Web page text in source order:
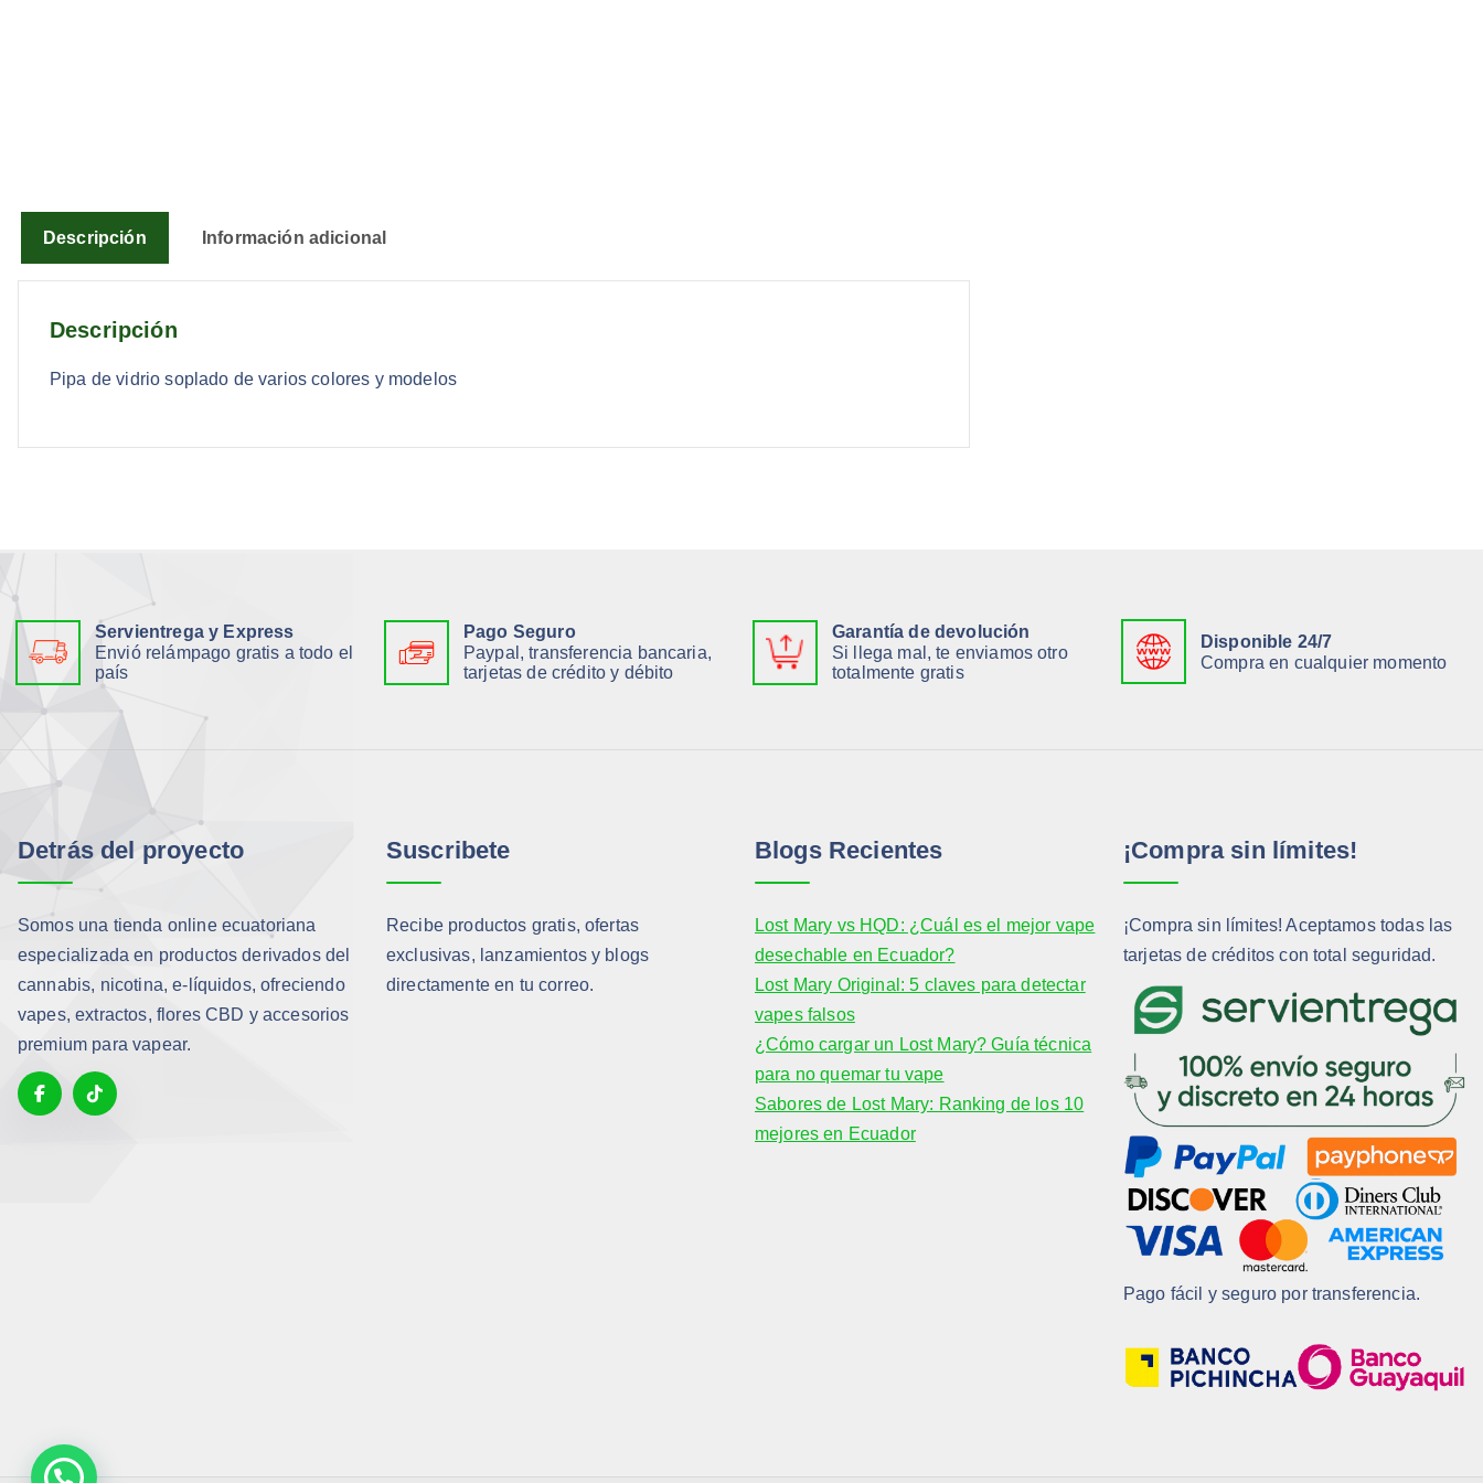
Descripción Información adicional
Descripción
Pipa de vidrio soplado de varios colores y modelos
Servientrega y Express
Envió relámpago gratis a todo el
país
Pago Seguro
Paypal, transferencia bancaria,
tarjetas de crédito y débito
Garantía de devolución
Si llega mal, te enviamos otro
totalmente gratis
Disponible 24/7
Compra en cualquier momento
Detrás del proyecto
Somos una tienda online ecuatoriana
especializada en productos derivados del
cannabis, nicotina, e-líquidos, ofreciendo
vapes, extractos, flores CBD y accesorios
premium para vapear.
Suscribete
Recibe productos gratis, ofertas
exclusivas, lanzamientos y blogs
directamente en tu correo.
Blogs Recientes
Lost Mary vs HQD: ¿Cuál es el mejor vape
desechable en Ecuador?
Lost Mary Original: 5 claves para detectar
vapes falsos
¿Cómo cargar un Lost Mary? Guía técnica
para no quemar tu vape
Sabores de Lost Mary: Ranking de los 10
mejores en Ecuador
¡Compra sin límites!
¡Compra sin límites! Aceptamos todas las
tarjetas de créditos con total seguridad.
Pago fácil y seguro por transferencia.